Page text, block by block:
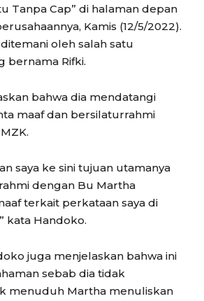
Tanpa Cap” di halaman depan
Kamis (12/5/2022).
oleh salah satu
bernama Rifki.
bahwa dia mendatangi
maaf dan bersilaturrahmi
saya ke sini tujuan utamanya
dengan Bu Martha
terkait perkataan saya di
kata Handoko.
juga menjelaskan bahwa ini
sebab dia tidak
menuduh Martha menuliskan